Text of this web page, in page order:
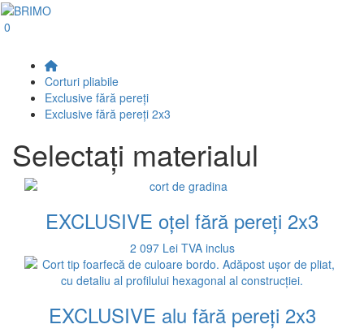
0
Corturi pliabile
Exclusive fără pereți
Exclusive fără pereți 2x3
Selectați materialul
EXCLUSIVE oțel fără pereți 2x3
2 097 Lei TVA inclus
EXCLUSIVE alu fără pereți 2x3